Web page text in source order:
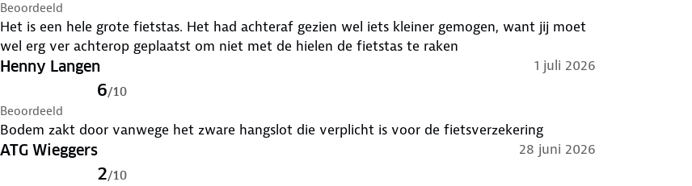
Beoordeeld
Het is een hele grote fietstas. Het had achteraf gezien wel iets kleiner gemogen, want jij moet
wel erg ver achterop geplaatst om niet met de hielen de fietstas te raken
Henny Langen 1 juli 2026
6/10
Beoordeeld
Bodem zakt door vanwege het zware hangslot die verplicht is voor de fietsverzekering
ATG Wieggers 28 juni 2026
2/10